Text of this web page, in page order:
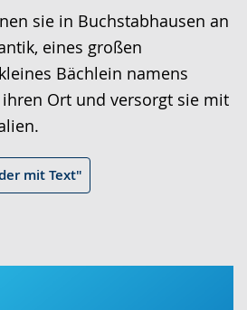
sie in Buchstabhausen an
eines großen
Bächlein namens
Ort und versorgt sie mit
mit Text"